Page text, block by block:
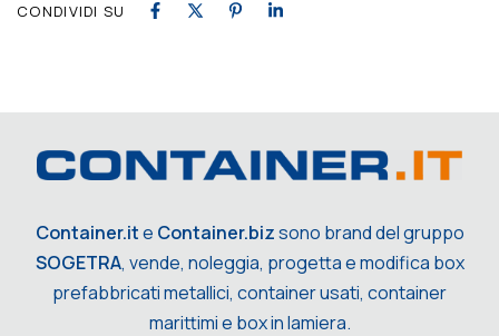
CONDIVIDI SU
Container.ite Container.bizsono brand del gruppo
SOGETRA, vende, noleggia, progetta e modifica box
prefabbricati metallici, container usati, container
marittimi e box in lamiera.